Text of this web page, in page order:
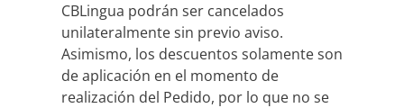
CBLingua podrán ser cancelados
unilateralmente sin previo aviso.
Asimismo, los descuentos solamente son
de aplicación en el momento de
realización del Pedido, por lo que no se